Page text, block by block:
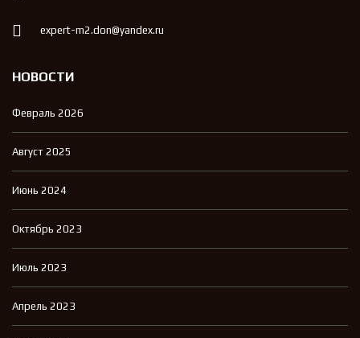
expert-m2.don@yandex.ru
НОВОСТИ
Февраль 2026
Август 2025
Июнь 2024
Октябрь 2023
Июль 2023
Апрель 2023